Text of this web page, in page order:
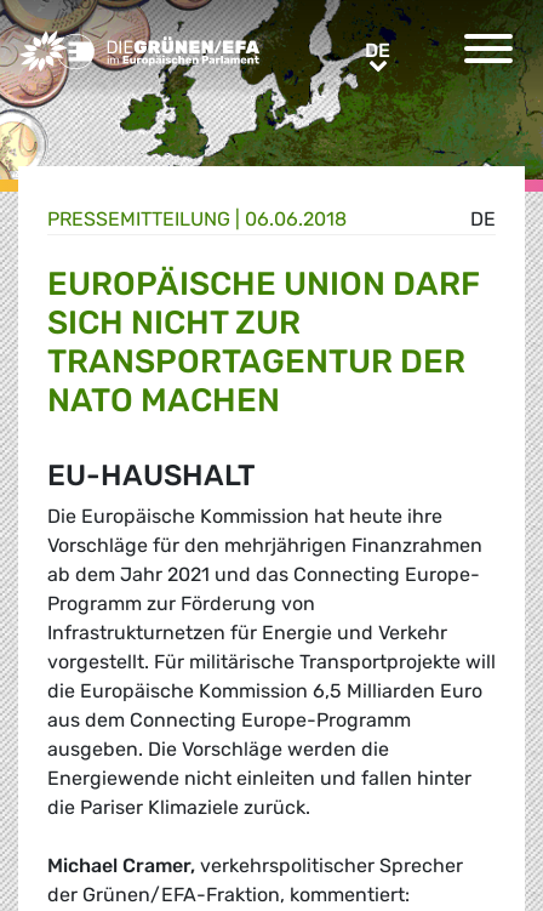
Greens/EFA Home DEDE
DE
PRESSE­MITTEILUNG 06.06.2018
EUROPÄISCHE UNION DARF
SICH NICHT ZUR
TRANSPORTAGENTUR DER
NATO MACHEN
EU-HAUSHALT
Die Europäische Kommission hat heute ihre
Vorschläge für den mehrjährigen Finanzrahmen
ab dem Jahr 2021 und das Connecting Europe-
Programm zur Förderung von
Infrastrukturnetzen für Energie und Verkehr
vorgestellt. Für militärische Transportprojekte will
die Europäische Kommission 6,5 Milliarden Euro
aus dem Connecting Europe-Programm
ausgeben. Die Vorschläge werden die
Energiewende nicht einleiten und fallen hinter
die Pariser Klimaziele zurück.
Michael Cramer, verkehrspolitischer Sprecher
der Grünen/EFA-Fraktion, kommentiert: